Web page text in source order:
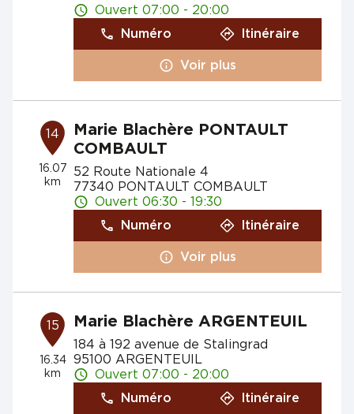
Ouvert 07:00 - 20:00
Numéro
Itinéraire
Voir plus
14
16.07
km
Marie Blachère PONTAULT
COMBAULT
52 Route Nationale 4
77340 PONTAULT COMBAULT
Ouvert 06:30 - 19:30
Numéro
Itinéraire
Voir plus
15
16.34
km
Marie Blachère ARGENTEUIL
184 à 192 avenue de Stalingrad
95100 ARGENTEUIL
Ouvert 07:00 - 20:00
Numéro
Itinéraire